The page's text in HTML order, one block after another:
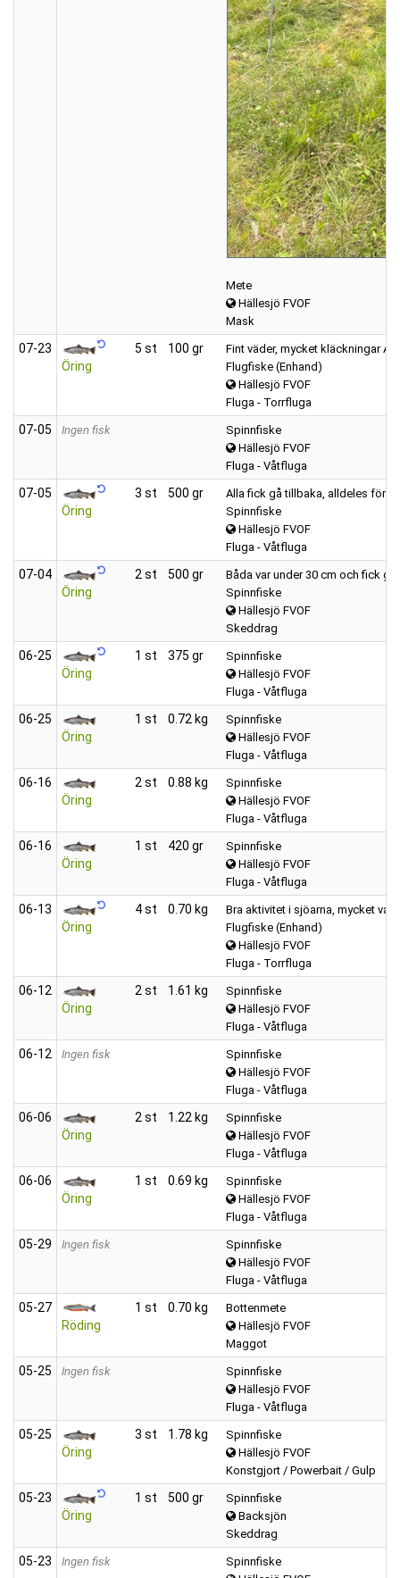
Mete
Hällesjö FVOF
Mask
07‑23
Öring
5 st 100 gr
Fint väder, mycket kläckningar
Flugfiske (Enhand)
Hällesjö FVOF
Fluga - Torrfluga
07‑05 Ingen fisk
Spinnfiske
Hällesjö FVOF
Fluga - Våtfluga
07‑05
Öring
3 st 500 gr
Alla fick gå tillbaka, alldeles för
Spinnfiske
Hällesjö FVOF
Fluga - Våtfluga
07‑04
Öring
2 st 500 gr
Båda var under 30 cm och fick
Spinnfiske
Hällesjö FVOF
Skeddrag
06‑25
Öring
1 st 375 gr
Spinnfiske
Hällesjö FVOF
Fluga - Våtfluga
06‑25
Öring
1 st 0.72 kg
Spinnfiske
Hällesjö FVOF
Fluga - Våtfluga
06‑16
Öring
2 st 0.88 kg
Spinnfiske
Hällesjö FVOF
Fluga - Våtfluga
06‑16
Öring
1 st 420 gr
Spinnfiske
Hällesjö FVOF
Fluga - Våtfluga
06‑13
Öring
4 st 0.70 kg
Bra aktivitet i sjöarna, mycket
Flugfiske (Enhand)
Hällesjö FVOF
Fluga - Torrfluga
06‑12
Öring
2 st 1.61 kg
Spinnfiske
Hällesjö FVOF
Fluga - Våtfluga
06‑12 Ingen fisk
Spinnfiske
Hällesjö FVOF
Fluga - Våtfluga
06‑06
Öring
2 st 1.22 kg
Spinnfiske
Hällesjö FVOF
Fluga - Våtfluga
06‑06
Öring
1 st 0.69 kg
Spinnfiske
Hällesjö FVOF
Fluga - Våtfluga
05‑29 Ingen fisk
Spinnfiske
Hällesjö FVOF
Fluga - Våtfluga
05‑27
Röding
1 st 0.70 kg
Bottenmete
Hällesjö FVOF
Maggot
05‑25 Ingen fisk
Spinnfiske
Hällesjö FVOF
Fluga - Våtfluga
05‑25
Öring
3 st 1.78 kg
Spinnfiske
Hällesjö FVOF
Konstgjort / Powerbait / Gulp
05‑23
Öring
1 st 500 gr
Spinnfiske
Backsjön
Skeddrag
05‑23 Ingen fisk
Spinnfiske